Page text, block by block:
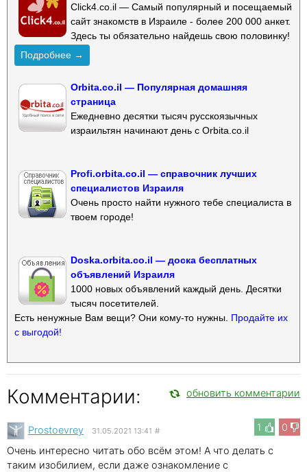
Click4.co.il — Самый популярный и посещаемый
сайт знакомств в Израиле - более 200 000 анкет.
Здесь ты обязательно найдешь свою половинку!
Подробнее →
Orbita.co.il — Популярная домашняя
страница
Ежедневно десятки тысяч русскоязычных
израильтян начинают день с Orbita.co.il
Profi.orbita.co.il — справочник лучших
специалистов Израиля
Очень просто найти нужного тебе специалиста в
твоем городе!
Doska.orbita.co.il — доска бесплатных
объявлений Израиля
1000 новых объявлений каждый день. Десятки
тысяч посетителей.
Есть ненужные Вам вещи? Они кому-то нужны. Продайте их
с выгодой!
Комментарии: обновить комментарии
1 0
Prostoevrey 31.05.2021 13:41 #
Очень интересно читать обо всём этом! А что делать с
таким изобилием, если даже ознакомление с